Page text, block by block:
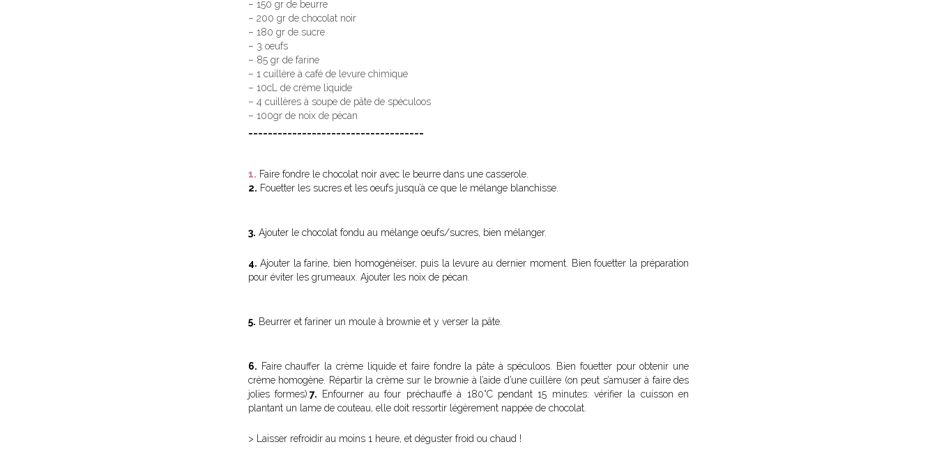
– 150 gr de beurre
– 200 gr de chocolat noir
– 180 gr de sucre
– 3 oeufs
– 85 gr de farine
– 1 cuillère à café de levure chimique
– 10cL de crème liquide
– 4 cuillères à soupe de pâte de spéculoos
– 100gr de noix de pécan
1. Faire fondre le chocolat noir avec le beurre dans une casserole.
2. Fouetter les sucres et les oeufs jusqu’à ce que le mélange blanchisse.
3. Ajouter le chocolat fondu au mélange oeufs/sucres, bien mélanger.
4. Ajouter la farine, bien homogénéiser, puis la levure au dernier moment. Bien fouetter la préparation
pour éviter les grumeaux. Ajouter les noix de pécan.
5. Beurrer et fariner un moule à brownie et y verser la pâte.
6. Faire chauffer la crème liquide et faire fondre la pâte à spéculoos. Bien fouetter pour obtenir une
crème homogène. Répartir la crème sur le brownie à l’aide d’une cuillère (on peut s’amuser à faire des
jolies formes).7. Enfourner au four préchauffé à 180°C pendant 15 minutes: vérifier la cuisson en
plantant un lame de couteau, elle doit ressortir légèrement nappée de chocolat.
> Laisser refroidir au moins 1 heure, et déguster froid ou chaud !